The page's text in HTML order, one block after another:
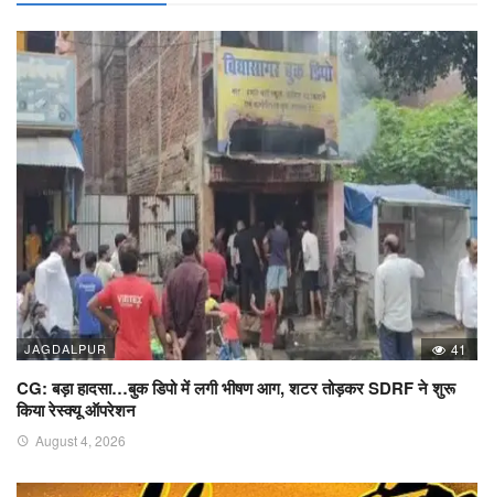
JAGDALPUR 41
CG: बड़ा हादसा…बुक डिपो में लगी भीषण आग, शटर तोड़कर SDRF ने शुरू
किया रेस्क्यू ऑपरेशन
August 4, 2026